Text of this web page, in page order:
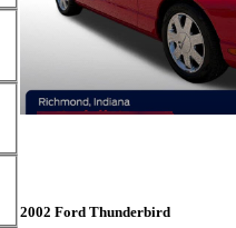
2002 Ford Thunderbird